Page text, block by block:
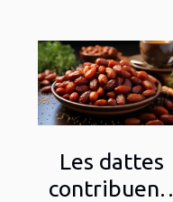
Les dattes
contribuent-